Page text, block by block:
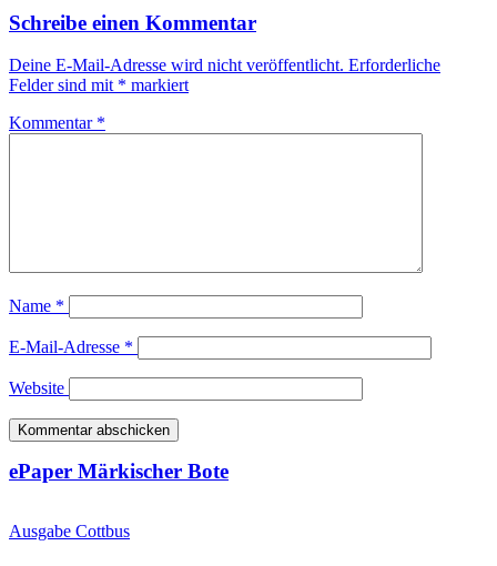
Schreibe einen Kommentar
Deine E-Mail-Adresse wird nicht veröffentlicht. Erforderliche
Felder sind mit * markiert
Kommentar *
Name *
E-Mail-Adresse *
Website
ePaper Märkischer Bote
Ausgabe Cottbus